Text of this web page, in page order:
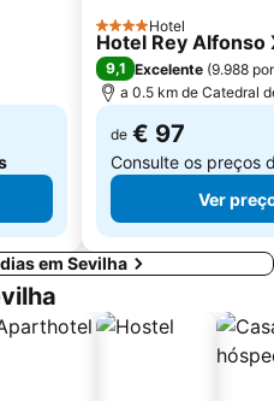
Basilica da Macarena
4 Estrelas
Hotel
Hotel Rey Alfonso
9,1 Excelente (9.988
a 0.5 km de Catedral
de € 97
Consulte os preços
Ver
em Sevilha